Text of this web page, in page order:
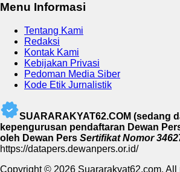
Menu Informasi
Tentang Kami
Redaksi
Kontak Kami
Kebijakan Privasi
Pedoman Media Siber
Kode Etik Jurnalistik
SUARARAKYAT62.COM (sedang
kepengurusan pendaftaran Dewan
oleh Dewan Pers Sertifikat Nomor
https://datapers.dewanpers.or.id/
Copyright © 2026 Suararakyat62.com. All